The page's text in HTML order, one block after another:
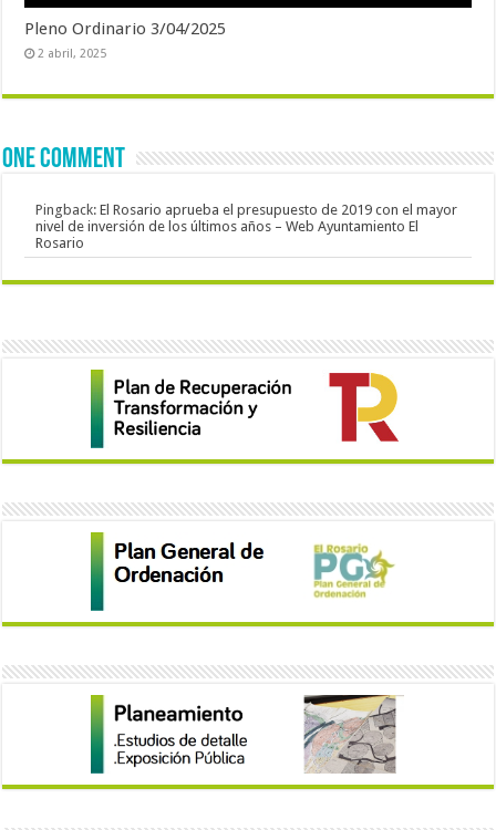
Pleno Ordinario 3/04/2025
2 abril, 2025
One comment
Pingback:El Rosario aprueba el presupuesto de 2019 con el mayor
nivel de inversión de los últimos años – Web Ayuntamiento El
Rosario